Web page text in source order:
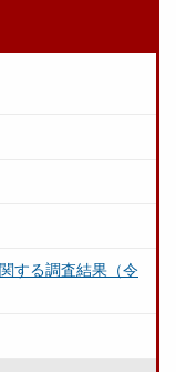
する調査結果（令